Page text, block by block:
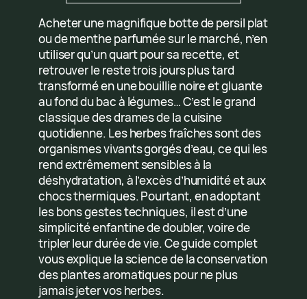
Acheter une magnifique botte de persil plat
ou de menthe parfumée sur le marché, n’en
utiliser qu’un quart pour sa recette, et
retrouver le reste trois jours plus tard
transformé en une bouillie noire et gluante
au fond du bac à légumes… C’est le grand
classique des drames de la cuisine
quotidienne. Les herbes fraîches sont des
organismes vivants gorgés d’eau, ce qui les
rend extrêmement sensibles à la
déshydratation, à l’excès d’humidité et aux
chocs thermiques. Pourtant, en adoptant
les bons gestes techniques, il est d’une
simplicité enfantine de doubler, voire de
tripler leur durée de vie. Ce guide complet
vous explique la science de la conservation
des plantes aromatiques pour ne plus
jamais jeter vos herbes.